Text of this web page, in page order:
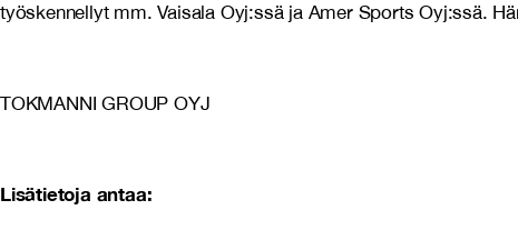
työskennellyt mm. Vaisala Oyj:ssä ja Amer Sports Oyj:ssä.
TOKMANNI GROUP OYJ
Lisätietoja antaa: